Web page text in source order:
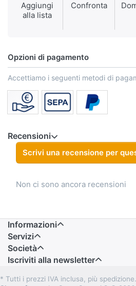
Aggiungi
alla lista
Confronta
Opzioni di pagamento
Accettiamo i seguenti metodi di
Recensioni
Scrivi una recensione per
Non ci sono ancora recensioni
Informazioni
Servizi
Società
Iscriviti alla newsletter
* Tutti i prezzi IVA inclusa, più spedizione.